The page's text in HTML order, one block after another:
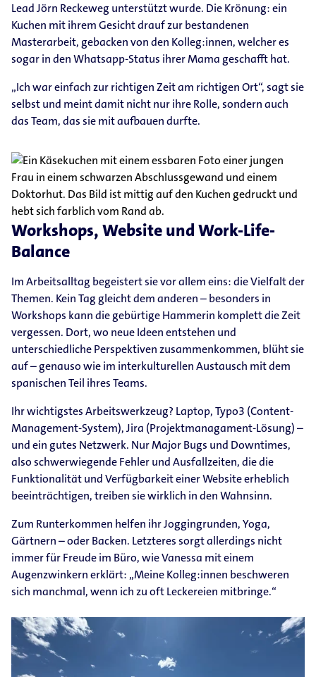
Lead Jörn Reckeweg unterstützt wurde. Die Krönung: ein
Kuchen mit ihrem Gesicht drauf zur bestandenen
Masterarbeit, gebacken von den Kolleg:innen, welcher es
sogar in den Whatsapp-​Status ihrer Mama geschafft hat.
„Ich war einfach zur richtigen Zeit am richtigen Ort“, sagt sie
selbst und meint damit nicht nur ihre Rolle, sondern auch
das Team, das sie mit aufbauen durfte.
Workshops, Website und Work-​Life-​
Balance
Im Arbeitsalltag begeistert sie vor allem eins: die Vielfalt der
Themen. Kein Tag gleicht dem anderen – besonders in
Workshops kann die gebürtige Hammerin komplett die Zeit
vergessen. Dort, wo neue Ideen entstehen und
unterschiedliche Perspektiven zusammenkommen, blüht sie
auf – genauso wie im interkulturellen Austausch mit dem
spanischen Teil ihres Teams.
Ihr wichtigstes Arbeitswerkzeug? Laptop, Typo3 (Content-​
Management-​System), Jira (Projektmanagament-​Lösung) –
und ein gutes Netzwerk. Nur Major Bugs und Downtimes,
also schwerwiegende Fehler und Ausfallzeiten, die die
Funktionalität und Verfügbarkeit einer Website erheblich
beeinträchtigen, treiben sie wirklich in den Wahnsinn.
Zum Runterkommen helfen ihr Joggingrunden, Yoga,
Gärtnern – oder Backen. Letzteres sorgt allerdings nicht
immer für Freude im Büro, wie Vanessa mit einem
Augenzwinkern erklärt: „Meine Kolleg:innen beschweren
sich manchmal, wenn ich zu oft Leckereien mitbringe.“